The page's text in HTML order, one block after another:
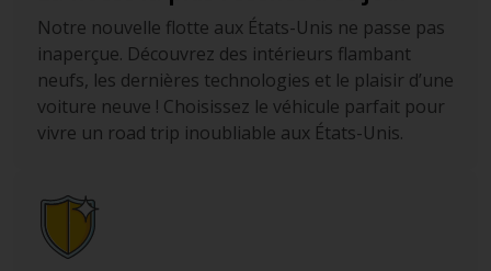
New York Transit Museum. Ce dernier présente de
nombreuses œuvres relatives aux transports urbains de
New-York et vous plongera dans le monde fascinant de
son métro.
Prospect Park
Un peu plus au sud, rejoignez l’agréable district de
Prospect Park. Après vous être promené dans son
immense parc éponyme, rendez vous dans le deuxième
Notre nouvelle flotte aux États-Unis ne passe pas
inaperçue. Découvrez des intérieurs flambant
neufs, les dernières technologies et le plaisir d’une
voiture neuve ! Choisissez le véhicule parfait pour
vivre un road trip inoubliable aux États-Unis.